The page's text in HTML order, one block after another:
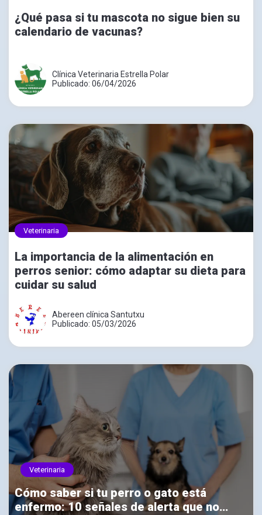
¿Qué pasa si tu mascota no sigue bien su
calendario de vacunas?
Clínica Veterinaria Estrella Polar
Publicado: 06/04/2026
Veterinaria
La importancia de la alimentación en
perros senior: cómo adaptar su dieta para
cuidar su salud
Abereen clínica Santutxu
Publicado: 05/03/2026
Veterinaria
Cómo saber si tu perro o gato está
enfermo: 10 señales de alerta que no